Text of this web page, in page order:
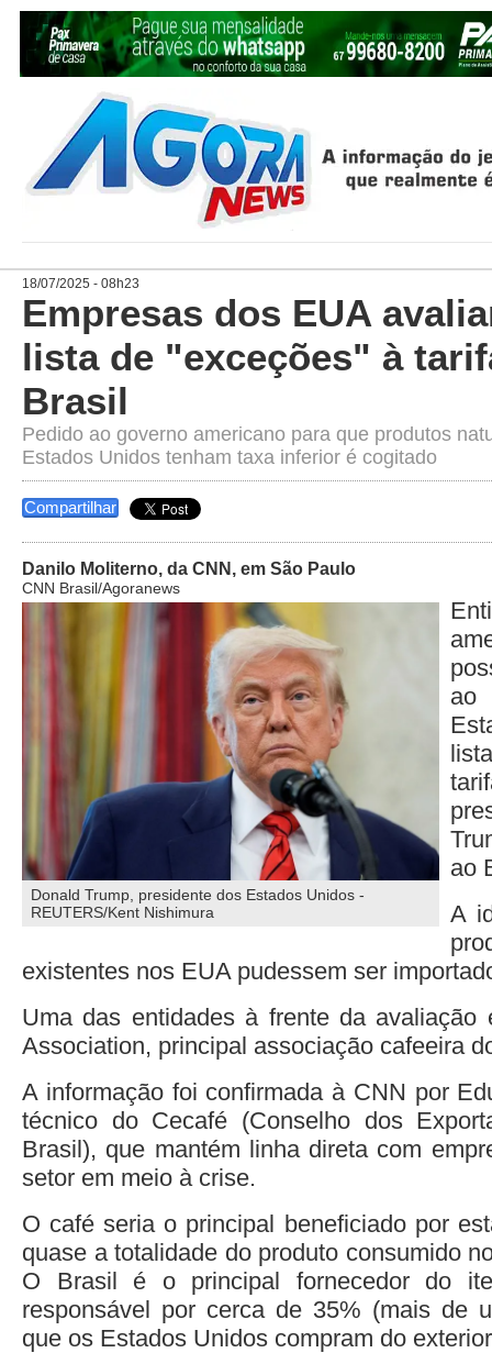
18/07/2025 - 08h23
Empresas dos EUA
lista de "exceções" à
Brasil
Pedido ao governo americano para que produtos
Estados Unidos tenham taxa inferior é cogitado
Compartilhar
Danilo Moliterno, da CNN, em São Paulo
CNN Brasil/Agoranews
Donald Trump, presidente dos Estados Unidos -
REUTERS/Kent Nishimura
ao
A
existentes nos EUA pudessem ser
Uma das entidades à frente da avaliação
Association, principal associação cafeeira
A informação foi confirmada à CNN por
técnico do Cecafé (Conselho dos
Brasil), que mantém linha direta com
setor em meio à crise.
O café seria o principal beneficiado por
quase a totalidade do produto consumido
O Brasil é o principal fornecedor do
responsável por cerca de 35% (mais de
que os Estados Unidos compram do